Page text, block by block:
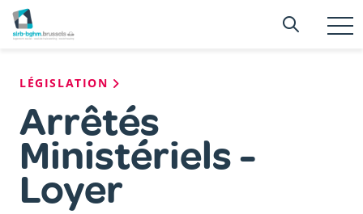
Aller
au
Fil
d'Ariane
LÉGISLATION
Arrêtés
Ministériels -
Loyer